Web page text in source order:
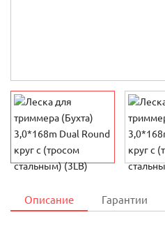
Описание Гарантии